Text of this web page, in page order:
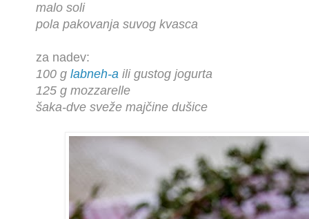
malo soli
pola pakovanja suvog kvasca
za nadev:
100 g labneh-a ili gustog jogurta
125 g mozzarelle
šaka-dve sveže majčine dušice